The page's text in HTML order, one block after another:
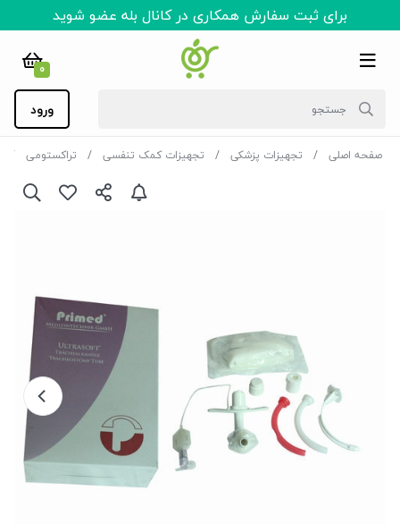
برای ثبت سفارش همکاری در کانال بله عضو شوید
0
ورود
صفحه اصلی تجهیزات پزشکی تجهیزات کمک تنفسی تراکستومی